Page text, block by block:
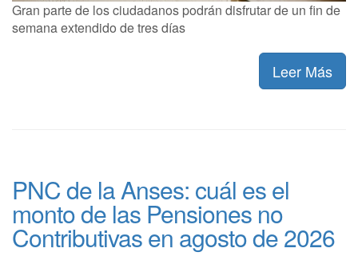
Gran parte de los ciudadanos podrán disfrutar de un fin de
semana extendido de tres días
Leer Más
PNC de la Anses: cuál es el
monto de las Pensiones no
Contributivas en agosto de 2026